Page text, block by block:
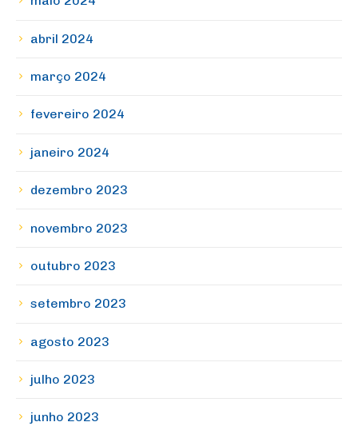
abril 2024
março 2024
fevereiro 2024
janeiro 2024
dezembro 2023
novembro 2023
outubro 2023
setembro 2023
agosto 2023
julho 2023
junho 2023